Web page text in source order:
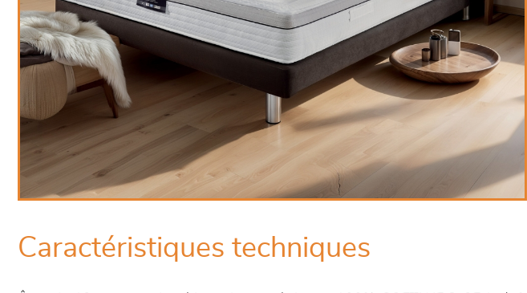
Caractéristiques techniques